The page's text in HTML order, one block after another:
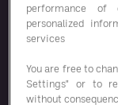
performance of
personalized
services
You are free to
Settings" or to
without